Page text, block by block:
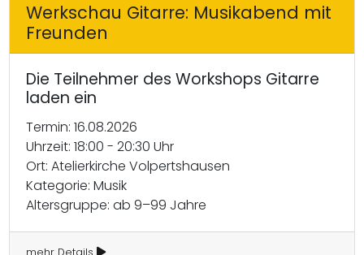
Werkschau Gitarre: Musikabend mit
Freunden
Die Teilnehmer des Workshops Gitarre
laden ein
Termin: 16.08.2026
Uhrzeit: 18:00 - 20:30 Uhr
Ort: Atelierkirche Volpertshausen
Kategorie: Musik
Altersgruppe: ab 9–99 Jahre
mehr Details